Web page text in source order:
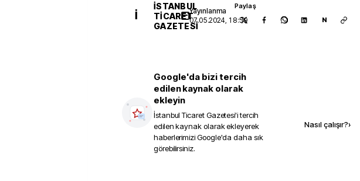
İ
İSTANBUL
TICARET
GAZETESI
Yayınlanma
07.05.2024, 18:59
Paylaş
N
Google'da bizi tercih
edilen kaynak olarak
ekleyin
İstanbul Ticaret Gazetesi'i tercih
edilen kaynak olarak ekleyerek
haberlerimizi Google'da daha sık
görebilirsiniz.
Nasıl çalışır?›